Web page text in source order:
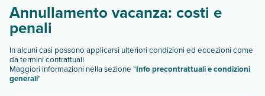
Annullamento vacanza: costi e
penali
In alcuni casi possono applicarsi ulteriori condizioni ed eccezioni come
da termini contrattuali
Maggiori informazioni nella sezione "Info precontrattuali e condizioni
generali"